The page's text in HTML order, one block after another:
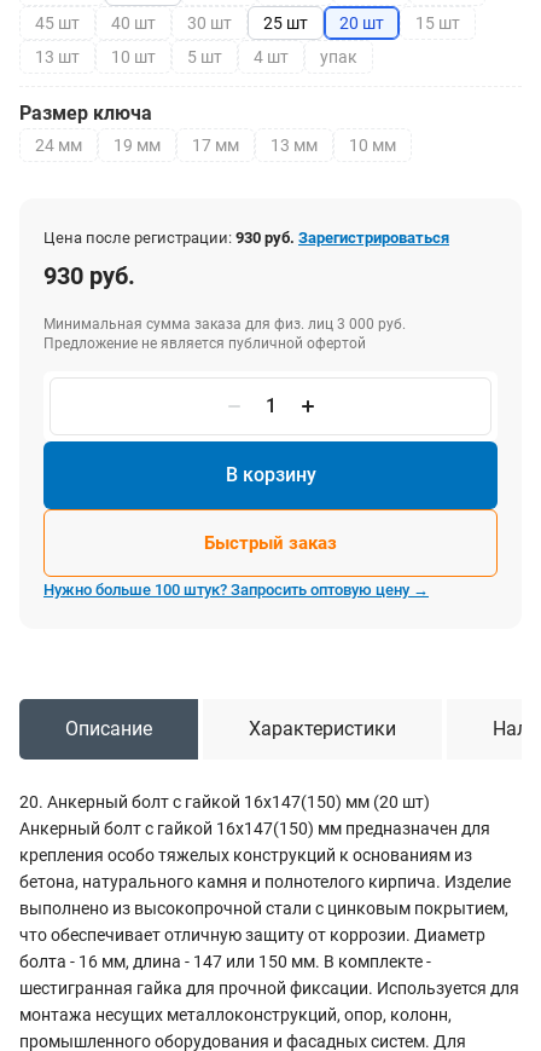
45 шт
40 шт 30 шт 25 шт 20 шт
15 шт
13 шт
10 шт 5 шт 4 шт упак
Размер ключа
24 мм 19 мм 17 мм 13 мм 10 мм
Цена после регистрации: 930 руб. Зарегистрироваться
930 руб.
Минимальная сумма заказа для физ. лиц 3 000 руб.
Предложение не является публичной офертой
В корзину
Быстрый заказ
Нужно больше 100 штук? Запросить оптовую цену →
Описание Характеристики
20. Анкерный болт с гайкой 16х147(150) мм (20 шт)
Анкерный болт с гайкой 16х147(150) мм предназначен для
крепления особо тяжелых конструкций к основаниям из
бетона, натурального камня и полнотелого кирпича. Изделие
выполнено из высокопрочной стали с цинковым покрытием,
что обеспечивает отличную защиту от коррозии. Диаметр
болта - 16 мм, длина - 147 или 150 мм. В комплекте -
шестигранная гайка для прочной фиксации. Используется для
монтажа несущих металлоконструкций, опор, колонн,
промышленного оборудования и фасадных систем. Для